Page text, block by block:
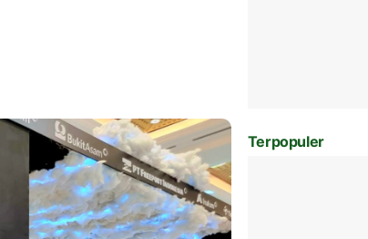
Terpopuler